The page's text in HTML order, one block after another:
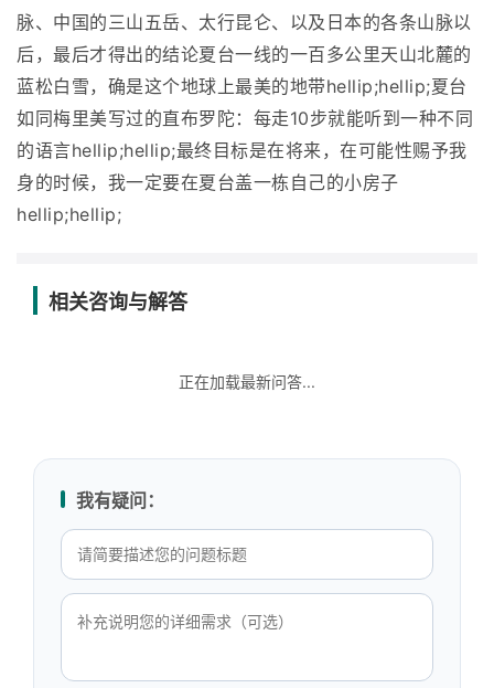
脉、中国的三山五岳、太行昆仑、以及日本的各条山脉以
后，最后才得出的结论夏台一线的一百多公里天山北麓的
蓝松白雪，确是这个地球上最美的地带hellip;hellip;夏台
如同梅里美写过的直布罗陀：每走10步就能听到一种不同
的语言hellip;hellip;最终目标是在将来，在可能性赐予我
身的时候，我一定要在夏台盖一栋自己的小房子
hellip;hellip;
相关咨询与解答
正在加载最新问答...
我有疑问：